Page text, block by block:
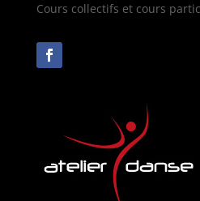
Cours collectifs et cours